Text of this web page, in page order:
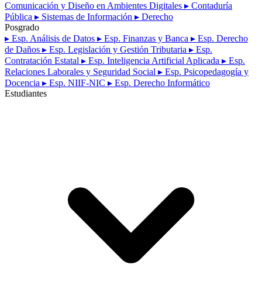
Comunicación y Diseño en Ambientes Digitales ▸ Contaduría
Pública ▸ Sistemas de Información ▸ Derecho
Posgrado
▸ Esp. Análisis de Datos ▸ Esp. Finanzas y Banca ▸ Esp. Derecho
de Daños ▸ Esp. Legislación y Gestión Tributaria ▸ Esp.
Contratación Estatal ▸ Esp. Inteligencia Artificial Aplicada ▸ Esp.
Relaciones Laborales y Seguridad Social ▸ Esp. Psicopedagogía y
Docencia ▸ Esp. NIIF-NIC ▸ Esp. Derecho Informático
Estudiantes